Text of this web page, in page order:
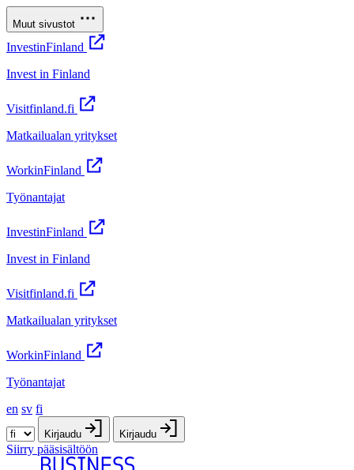
Muut sivustot
InvestinFinland
Invest in Finland
Visitfinland.fi
Matkailualan yritykset
WorkinFinland
Työnantajat
InvestinFinland
Invest in Finland
Visitfinland.fi
Matkailualan yritykset
WorkinFinland
Työnantajat
en sv fi
Kirjaudu Kirjaudu
Siirry pääsisältöön